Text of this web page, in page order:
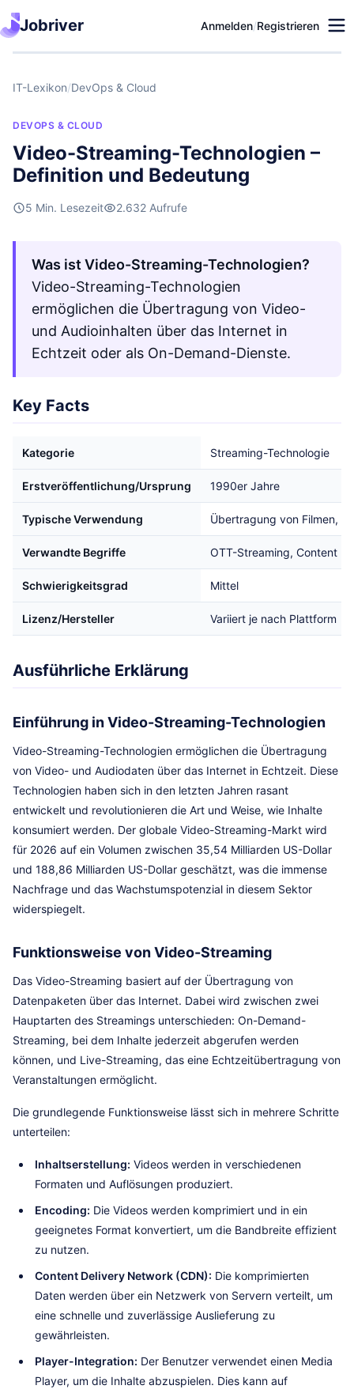
Jobriver Anmelden/Registrieren
IT-Lexikon/DevOps & Cloud
DEVOPS & CLOUD
Video-Streaming-Technologien –
Definition und Bedeutung
5 Min. Lesezeit 2.632 Aufrufe
Was ist Video-Streaming-Technologien?
Video-Streaming-Technologien
ermöglichen die Übertragung von Video-
und Audioinhalten über das Internet in
Echtzeit oder als On-Demand-Dienste.
Key Facts
Kategorie Streaming-Technologie
Erstveröffentlichung/Ursprung 1990er Jahre
Typische Verwendung Übertragung von Filmen,
Verwandte Begriffe OTT-Streaming, Content
Schwierigkeitsgrad Mittel
Lizenz/Hersteller Variiert je nach Plattform
Ausführliche Erklärung
Einführung in Video-Streaming-Technologien
Video-Streaming-Technologien ermöglichen die Übertragung
von Video- und Audiodaten über das Internet in Echtzeit. Diese
Technologien haben sich in den letzten Jahren rasant
entwickelt und revolutionieren die Art und Weise, wie Inhalte
konsumiert werden. Der globale Video-Streaming-Markt wird
für 2026 auf ein Volumen zwischen 35,54 Milliarden US-Dollar
und 188,86 Milliarden US-Dollar geschätzt, was die immense
Nachfrage und das Wachstumspotenzial in diesem Sektor
widerspiegelt.
Funktionsweise von Video-Streaming
Das Video-Streaming basiert auf der Übertragung von
Datenpaketen über das Internet. Dabei wird zwischen zwei
Hauptarten des Streamings unterschieden: On-Demand-
Streaming, bei dem Inhalte jederzeit abgerufen werden
können, und Live-Streaming, das eine Echtzeitübertragung von
Veranstaltungen ermöglicht.
Die grundlegende Funktionsweise lässt sich in mehrere Schritte
unterteilen:
Inhaltserstellung: Videos werden in verschiedenen
Formaten und Auflösungen produziert.
Encoding: Die Videos werden komprimiert und in ein
geeignetes Format konvertiert, um die Bandbreite effizient
zu nutzen.
Content Delivery Network (CDN): Die komprimierten
Daten werden über ein Netzwerk von Servern verteilt, um
eine schnelle und zuverlässige Auslieferung zu
gewährleisten.
Player-Integration: Der Benutzer verwendet einen Media
Player, um die Inhalte abzuspielen. Dies kann auf